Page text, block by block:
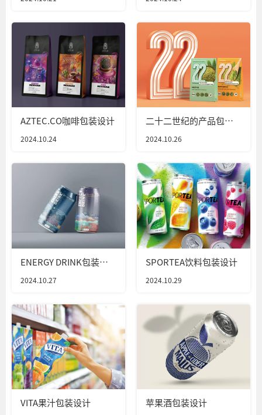
AZTEC.CO咖啡包装设计
2024.10.24
二十二世纪的产品包装
2024.10.26
ENERGY DRINK包装设
2024.10.27
SPORTEA饮料包装设计
2024.10.29
VITA果汁包装设计 苹果酒包装设计